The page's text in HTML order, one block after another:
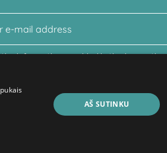
the information provided in theInnovation
AŠ SUTINKU